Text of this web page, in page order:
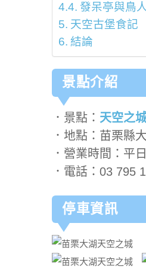
發呆亭與鳥
天空古堡食記
結論
景點介紹
．景點： 天空之
．地點：苗栗縣
．營業時間：平
．電話：03 795
停車資訊